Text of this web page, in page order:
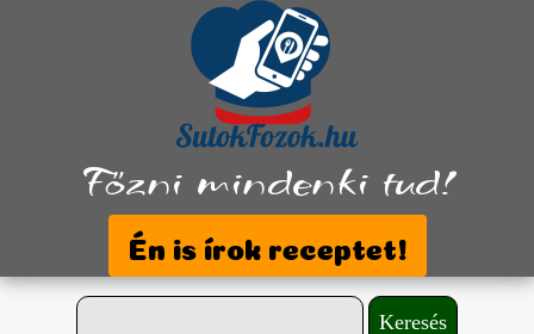
Főzni mindenki tud!
Én is írok receptet!